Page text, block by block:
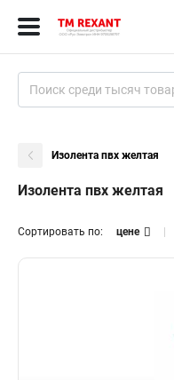
Изолента пвх желтая
Изолента пвх желтая
Сортировать по: цене